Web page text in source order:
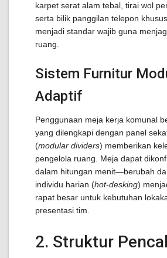
karpet serat alam tebal, tirai wol
serta bilik panggilan telepon
menjadi standar wajib guna
ruang.
Sistem Furnitur
Adaptif
Penggunaan meja kerja komunal
yang dilengkapi dengan panel
(modular dividers) memberikan
pengelola ruang. Meja dapat
dalam hitungan menit—berubah
individu harian (hot-desking)
rapat besar untuk kebutuhan
presentasi tim.
2. Struktur